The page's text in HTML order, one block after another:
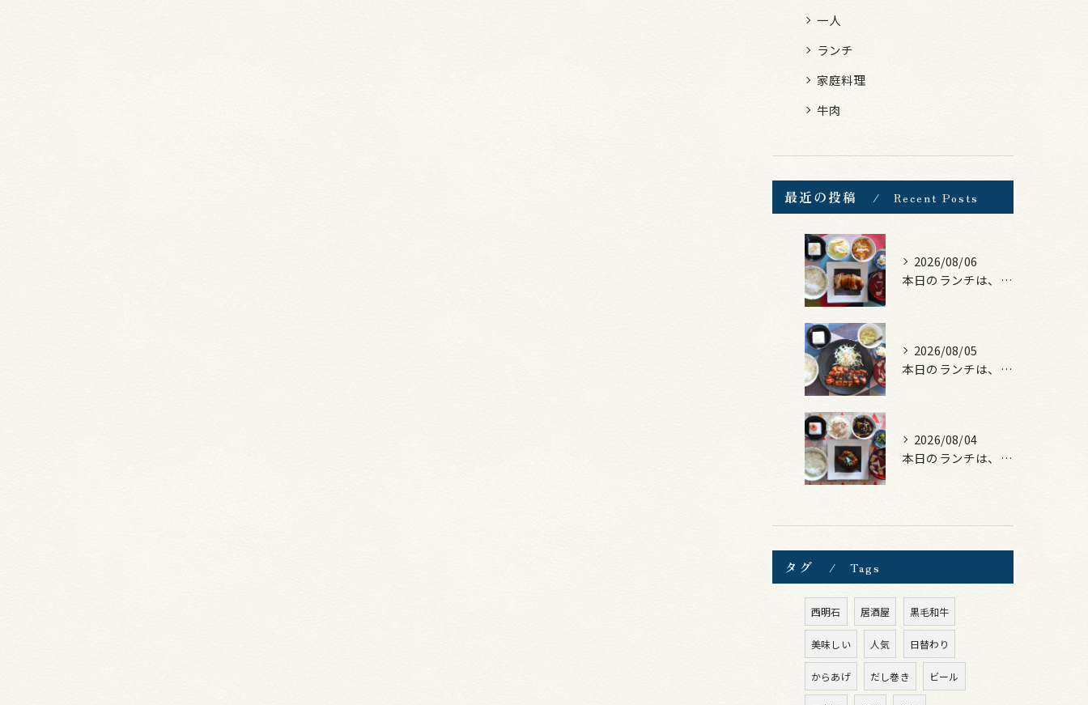
一人
ランチ
家庭料理
牛肉
最近の投稿 Recent Posts
2026/08/06
本日のランチは、照焼きチキン！
2026/08/05
本日のランチは、ロース豚カツ梅はさみ！
2026/08/04
本日のランチは、煮込みハンバーグ！
タグ Tags
西明石 居酒屋 黒毛和牛
美味しい 人気 日替わり
からあげ だし巻き ビール